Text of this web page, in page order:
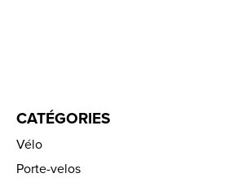
CATÉGORIES
Vélo
Porte-velos